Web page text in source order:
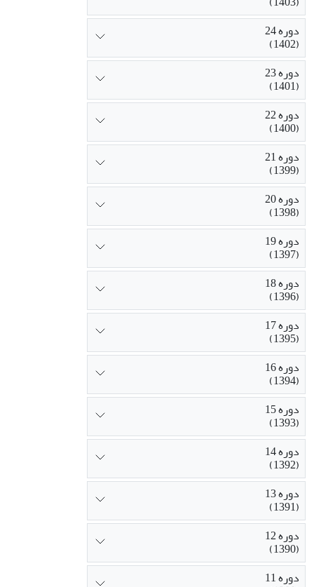
دوره 24
(1402)
دوره 23
(1401)
دوره 22
(1400)
دوره 21
(1399)
دوره 20
(1398)
دوره 19
(1397)
دوره 18
(1396)
دوره 17
(1395)
دوره 16
(1394)
دوره 15
(1393)
دوره 14
(1392)
دوره 13
(1391)
دوره 12
(1390)
دوره 11